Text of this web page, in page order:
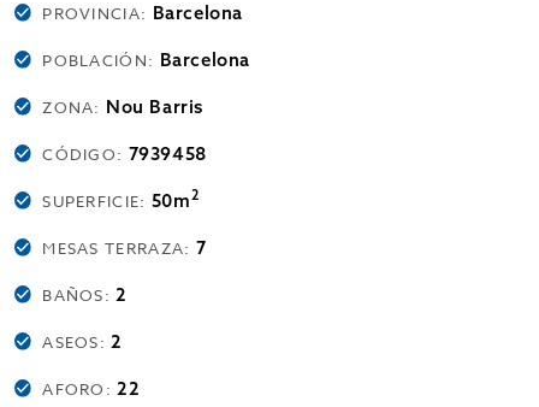
PROVINCIA: Barcelona
POBLACIÓN: Barcelona
ZONA: Nou Barris
CÓDIGO: 7939458
SUPERFICIE: 50m2
MESAS TERRAZA: 7
BAÑOS:2
ASEOS:2
AFORO:22